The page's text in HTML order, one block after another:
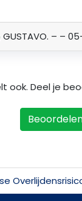
GUSTAVO. – –
ook. Deel je